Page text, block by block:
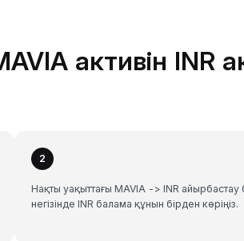
активін INR
2
Нақты уақыттағы MAVIA -> INR айырбастау
негізінде INR балама құнын бірден көріңіз.